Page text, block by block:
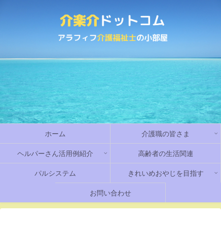
ホーム 介護職の皆さま
ヘルパーさん活用例紹介 高齢者の生活関連
パルシステム きれいめおやじを目指す
お問い合わせ